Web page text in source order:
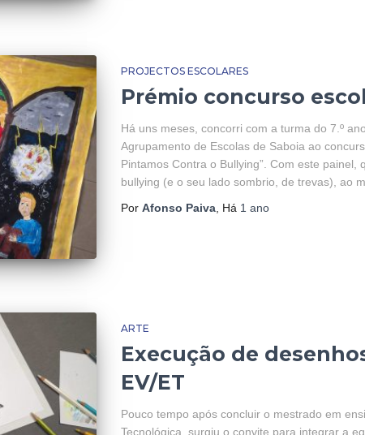
PROJECTOS ESCOLARES
Prémio concurso
Há uns meses, concorri com a turma do 7.º
Agrupamento de Escolas de Saboia ao
Pintamos Contra o Bullying”. Com este
bullying (e o seu lado sombrio, de trevas), ao
Por Afonso Paiva, Há 1 ano
ARTE
Execução de
EV/ET
Pouco tempo após concluir o mestrado em
Tecnológica, surgiu o convite para integrar a